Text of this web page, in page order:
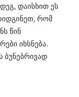
დაისხით ეს
რომ
წინ
იხსნება.
ბუნებრივად